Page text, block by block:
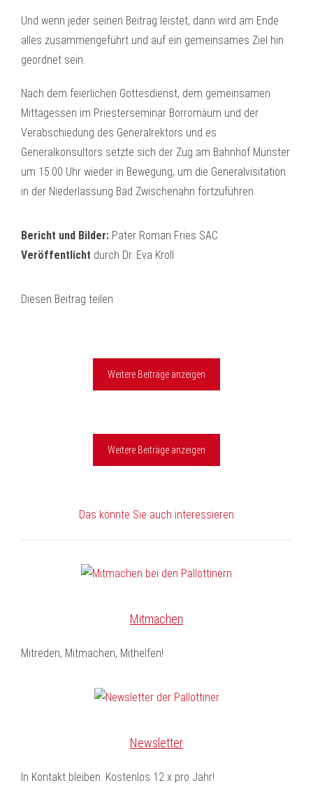
Und wenn jeder seinen Beitrag leistet, dann wird am Ende
alles zusammengeführt und auf ein gemeinsames Ziel hin
geordnet sein.
Nach dem feierlichen Gottesdienst, dem gemeinsamen
Mittagessen im Priesterseminar Borromäum und der
Verabschiedung des Generalrektors und es
Generalkonsultors setzte sich der Zug am Bahnhof Münster
um 15:00 Uhr wieder in Bewegung, um die Generalvisitation
in der Niederlassung Bad Zwischenahn fortzuführen.
Bericht und Bilder: Pater Roman Fries SAC
Veröffentlicht durch Dr. Eva Kroll
Diesen Beitrag teilen
Weitere Beiträge anzeigen
Weitere Beiträge anzeigen
Das könnte Sie auch interessieren
Mitmachen
Mitreden, Mitmachen, Mithelfen!
Newsletter
In Kontakt bleiben. Kostenlos 12 x pro Jahr!